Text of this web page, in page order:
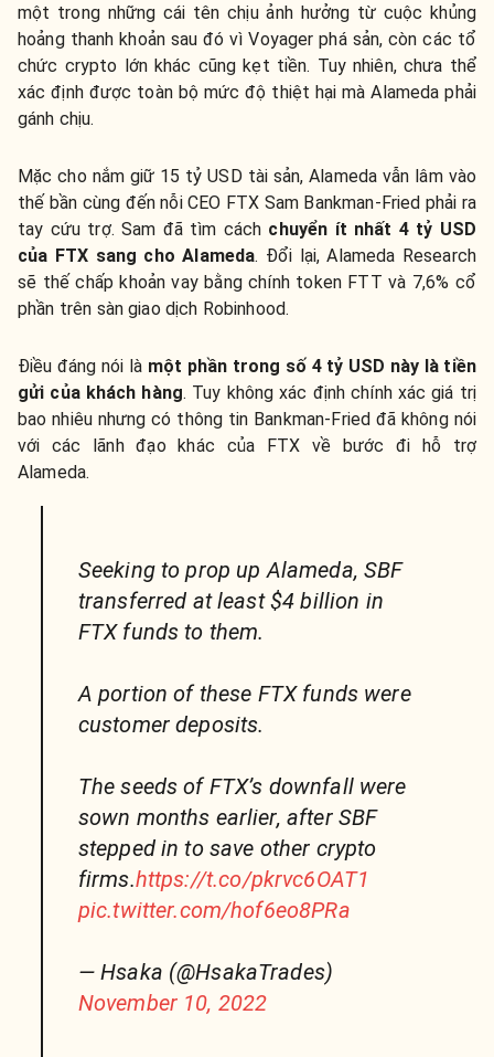
một trong những cái tên chịu ảnh hưởng từ cuộc khủng
hoảng thanh khoản sau đó vì Voyager phá sản, còn các tổ
chức crypto lớn khác cũng kẹt tiền. Tuy nhiên, chưa thể
xác định được toàn bộ mức độ thiệt hại mà Alameda phải
gánh chịu.
Mặc cho nắm giữ 15 tỷ USD tài sản, Alameda vẫn lâm vào
thế bần cùng đến nỗi CEO FTX Sam Bankman-Fried phải ra
tay cứu trợ. Sam đã tìm cách chuyển ít nhất 4 tỷ USD
của FTX sang cho Alameda. Đổi lại, Alameda Research
sẽ thế chấp khoản vay bằng chính token FTT và 7,6% cổ
phần trên sàn giao dịch Robinhood.
Điều đáng nói là một phần trong số 4 tỷ USD này là tiền
gửi của khách hàng. Tuy không xác định chính xác giá trị
bao nhiêu nhưng có thông tin Bankman-Fried đã không nói
với các lãnh đạo khác của FTX về bước đi hỗ trợ
Alameda.
Seeking to prop up Alameda, SBF
transferred at least $4 billion in
FTX funds to them.
A portion of these FTX funds were
customer deposits.
The seeds of FTX’s downfall were
sown months earlier, after SBF
stepped in to save other crypto
firms.https://t.co/pkrvc6OAT1
pic.twitter.com/hof6eo8PRa
— Hsaka (@HsakaTrades)
November 10, 2022